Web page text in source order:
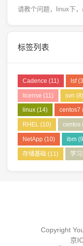
标签列表
Cadence (11) lsf
license (11) svn (8)
linux(14) centos7
RHEL(10) centos
NetApp(10) ibm
存储基础 (11) 学
Copyright
京